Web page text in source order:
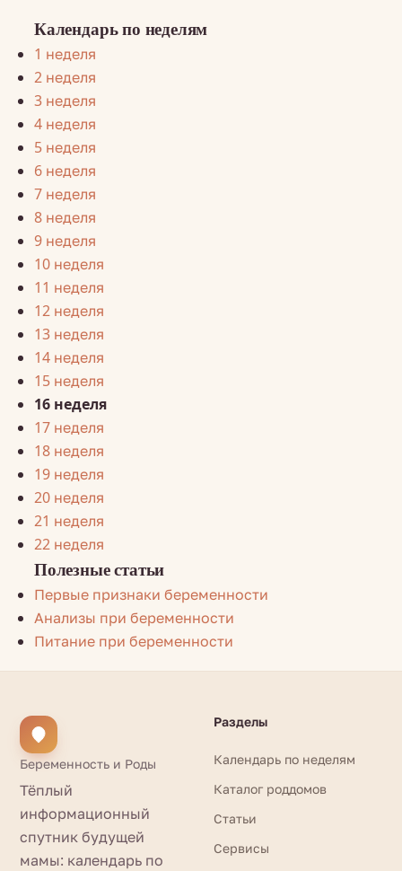
Календарь по неделям
1 неделя
2 неделя
3 неделя
4 неделя
5 неделя
6 неделя
7 неделя
8 неделя
9 неделя
10 неделя
11 неделя
12 неделя
13 неделя
14 неделя
15 неделя
16 неделя
17 неделя
18 неделя
19 неделя
20 неделя
21 неделя
22 неделя
Полезные статьи
Первые признаки беременности
Анализы при беременности
Питание при беременности
Беременность и Роды
Тёплый
информационный
спутник будущей
мамы: календарь по
Разделы
Календарь по неделям
Каталог роддомов
Статьи
Сервисы